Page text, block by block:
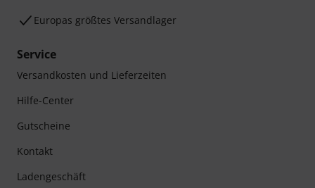
Europas größtes Versandlager
Service
Versandkosten und Lieferzeiten
Hilfe-Center
Gutscheine
Kontakt
Ladengeschäft